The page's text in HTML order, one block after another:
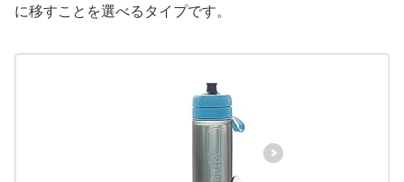
に移すことを選べるタイプです。